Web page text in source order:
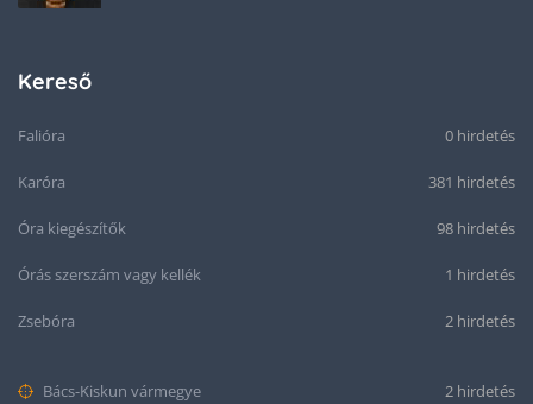
Kereső
Falióra 0 hirdetés
Karóra 381 hirdetés
Óra kiegészítők 98 hirdetés
Órás szerszám vagy kellék 1 hirdetés
Zsebóra 2 hirdetés
Bács-Kiskun vármegye 2 hirdetés